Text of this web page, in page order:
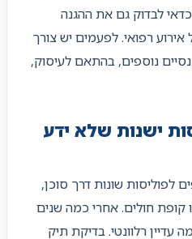
לבדוק גם את ההגנה
רפואי. לפעמים יש צורך
נוספים, בהתאם לעיסוק,
ישנות שלא ידע
לפוליסות שונות דרך סוכן,
קופת חולים. אחרי כמה שנים
רלוונטי. בדיקת תיק